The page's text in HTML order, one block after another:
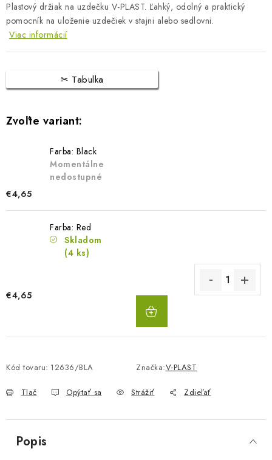
Obchodné podmienky
Dodacie podmienky
Podmienky ochrany osobných údajov
Napíšte nám
Plastový držiak na uzdečku V-PLAST. Ľahký, odolný a praktický
pomocník na uloženie uzdečiek v stajni alebo sedlovni.
Viac informácií
Tabulka
Farba: Black
Momentálne
nedostupné
€4,65
Farba: Red
Skladom
(4 ks)
€4,65
Kód tovaru: 12636/BLA Značka:V-PLAST
Tlač Opýtať sa Strážiť Zdieľať
Popis